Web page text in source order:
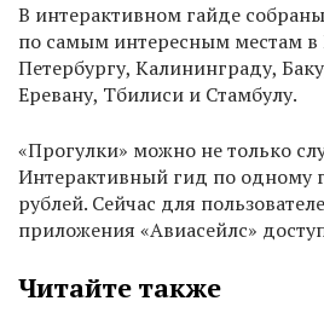
В интерактивном гайде
по самым интересным местам в
Петербургу, Калининграду,
Еревану, Тбилиси и Стамбулу.
«Прогулки» можно не только
Интерактивный гид по одному
рублей. Сейчас для
приложения «Авиасейлс»
Читайте также